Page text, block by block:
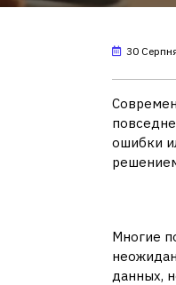
30
ошибки
Многие
данных,